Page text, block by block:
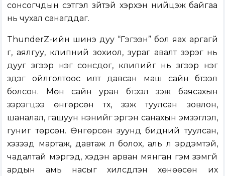
сонсогчдын сэтгэл зүйтэй хэрхэн нийцэж байгаа
нь чухал санагддаг.
ThunderZ-ийн шинэ дуу “Гэгээн” бол яах аргагүй
үг, аялгуу, клипний зохиол, зураг авалт зэрэг нь
дууг зүгээр нэг сонсдог, клипийг нь зүгээр нэг
үздэг ойлголтоос илт давсан маш сайн бүтээл
болсон. Мөн сайн уран бүтээл үзэж баясахын
зэрэгцээ өнгөрсөн түүх, үзэж туулсан зовлон,
шаналал, гашуун үнэнийг эргэн санахын эмзэглэл,
гуниг төрсөн. Өнгөрсөн зуунд бидний туулсан,
хэзээд мартаж, давтаж үл болох, аль л эрдэмтэй,
чадалтай мэргэд, хэдэн арван мянган гэм зэмгүй
ардын амь насыг хилсдүүлэн хөнөөсөн их